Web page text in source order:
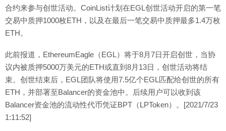
合约来参与创世活动。CoinList计划在EGL创世活动开启的第一笔
交易中质押1000枚ETH，以及在最后一笔交易中质押最多1.4万枚
ETH。
此前报道，EthereumEagle（EGL）将于8月7日开启创世，当协
议内被质押5000万美元的ETH或直到8月13日，创世活动将结
束。创世结束后，EGL团队将使用7.5亿个EGL匹配给创世的所有
ETH，并部署至Balancer的资金池中。后续用户可以收到该
Balancer资金池的流动性代币凭证BPT（LPToken）。[2021/7/23
1:11:52]